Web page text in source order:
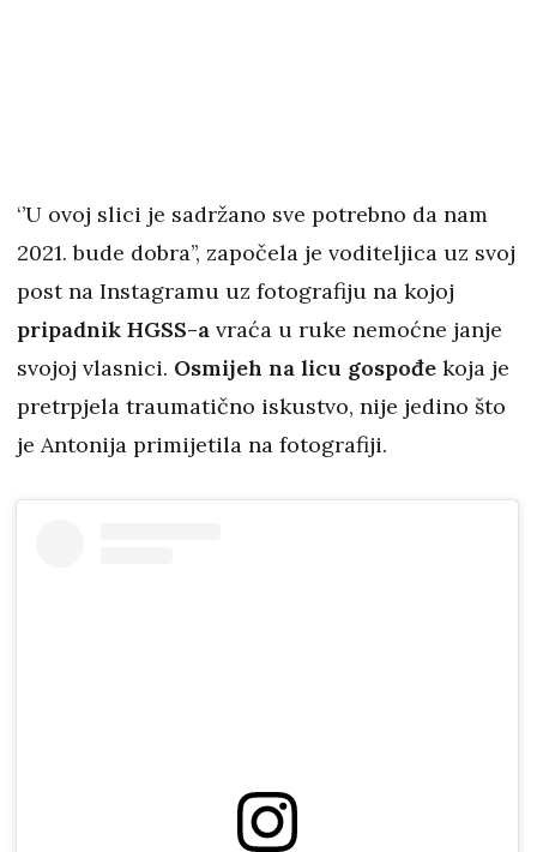
‘’U ovoj slici je sadržano sve potrebno da nam
2021. bude dobra’’, započela je voditeljica uz svoj
post na Instagramu uz fotografiju na kojoj
pripadnik HGSS-a vraća u ruke nemoćne janje
svojoj vlasnici. Osmijeh na licu gospođe koja je
pretrpjela traumatično iskustvo, nije jedino što
je Antonija primijetila na fotografiji.